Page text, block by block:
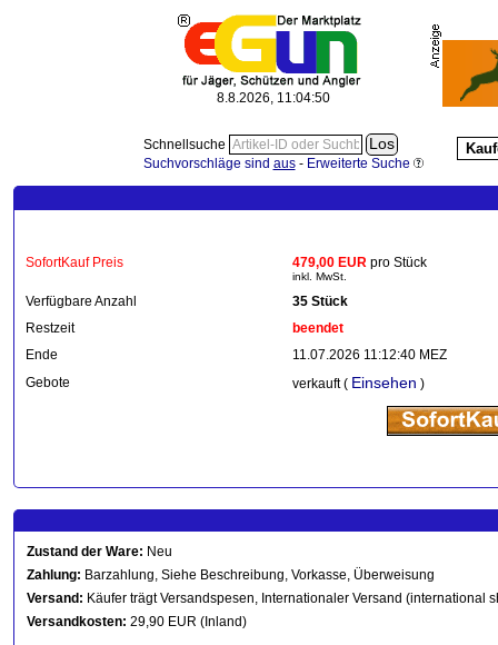
8.8.2026, 11:04:52
Schnellsuche
Suchvorschläge sind aus- Erweiterte Suche
SofortKauf Preis 479,00 EUR pro Stück
inkl. MwSt.
Verfügbare Anzahl
35 Stück
Restzeit
beendet
Ende
11.07.2026 11:12:40 MEZ
Gebote
verkauft ( Einsehen )
Zustand der Ware: Neu
Zahlung: Barzahlung, Siehe Beschreibung, Vorkasse, Überweisung
Versand: Käufer trägt Versandspesen, Internationaler Versand (international
Versandkosten: 29,90 EUR (Inland)